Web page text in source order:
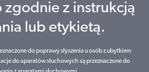
zgodnie z instrukcją
lub etykietą.
do poprawy słyszenia u osób z ubytkiem
do aparatów słuchowych są przeznaczone do